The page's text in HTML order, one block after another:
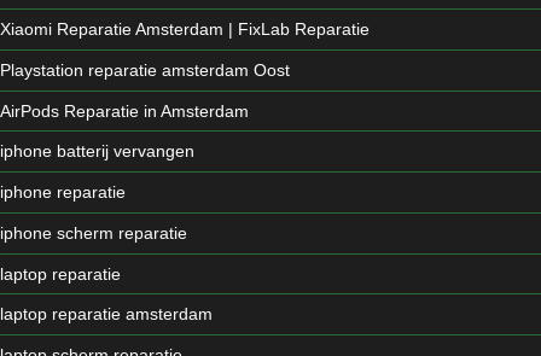
Xiaomi Reparatie Amsterdam | FixLab Reparatie
Playstation reparatie amsterdam Oost
AirPods Reparatie in Amsterdam
iphone batterij vervangen
iphone reparatie
iphone scherm reparatie
laptop reparatie
laptop reparatie amsterdam